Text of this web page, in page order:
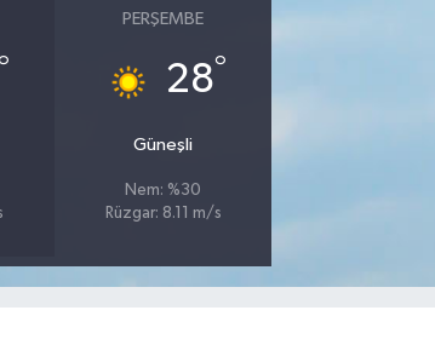
PERŞEMBE
28°
Güneşli
Nem: %30
Rüzgar: 8.11 m/s